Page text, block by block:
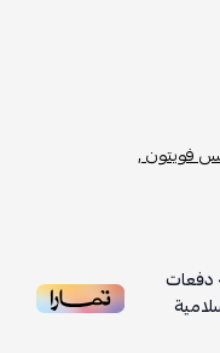
فويتون ,
دفعات